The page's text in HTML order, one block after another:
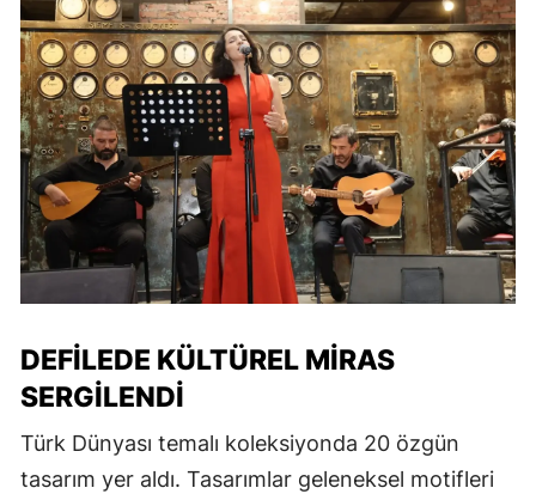
DEFILEDE KÜLTÜREL MIRAS
SERGILENDI
Türk Dünyası temalı koleksiyonda 20 özgün
tasarım yer aldı. Tasarımlar geleneksel motifleri